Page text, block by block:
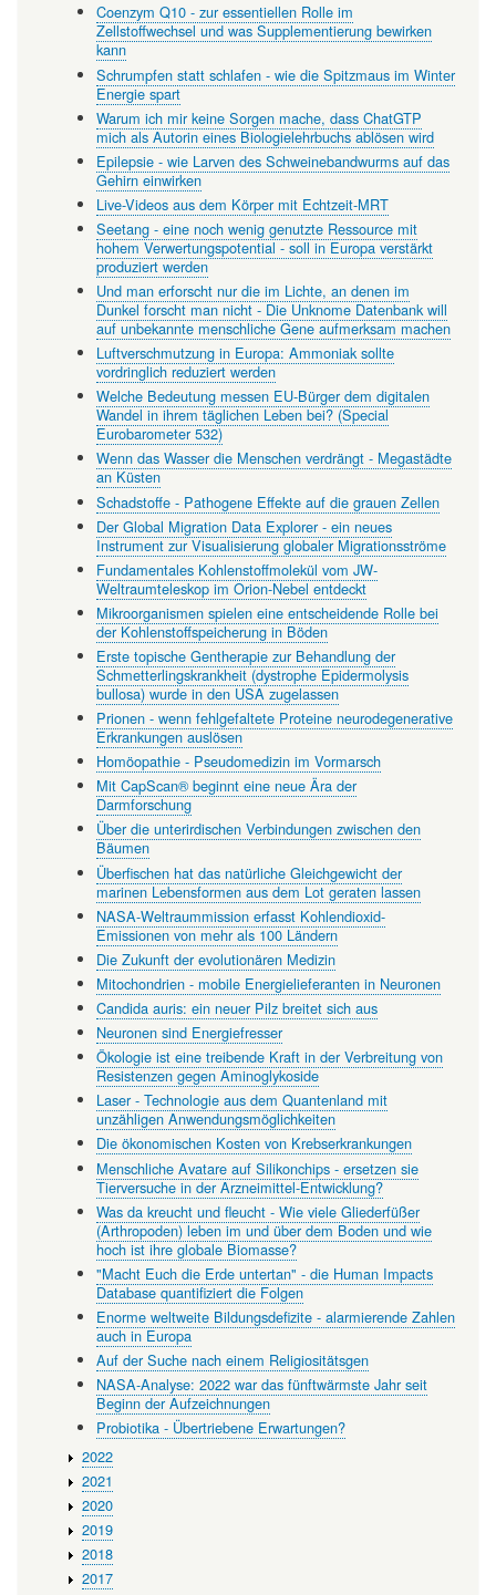
Coenzym Q10 - zur essentiellen Rolle im
Zellstoffwechsel und was Supplementierung bewirken
kann
Schrumpfen statt schlafen - wie die Spitzmaus im Winter
Energie spart
Warum ich mir keine Sorgen mache, dass ChatGTP
mich als Autorin eines Biologielehrbuchs ablösen wird
Epilepsie - wie Larven des Schweinebandwurms auf das
Gehirn einwirken
Live-Videos aus dem Körper mit Echtzeit-MRT
Seetang - eine noch wenig genutzte Ressource mit
hohem Verwertungspotential - soll in Europa verstärkt
produziert werden
Und man erforscht nur die im Lichte, an denen im
Dunkel forscht man nicht - Die Unknome Datenbank will
auf unbekannte menschliche Gene aufmerksam machen
Luftverschmutzung in Europa: Ammoniak sollte
vordringlich reduziert werden
Welche Bedeutung messen EU-Bürger dem digitalen
Wandel in ihrem täglichen Leben bei? (Special
Eurobarometer 532)
Wenn das Wasser die Menschen verdrängt - Megastädte
an Küsten
Schadstoffe - Pathogene Effekte auf die grauen Zellen
Der Global Migration Data Explorer - ein neues
Instrument zur Visualisierung globaler Migrationsströme
Fundamentales Kohlenstoffmolekül vom JW-
Weltraumteleskop im Orion-Nebel entdeckt
Mikroorganismen spielen eine entscheidende Rolle bei
der Kohlenstoffspeicherung in Böden
Erste topische Gentherapie zur Behandlung der
Schmetterlingskrankheit (dystrophe Epidermolysis
bullosa) wurde in den USA zugelassen
Prionen - wenn fehlgefaltete Proteine neurodegenerative
Erkrankungen auslösen
Homöopathie - Pseudomedizin im Vormarsch
Mit CapScan® beginnt eine neue Ära der
Darmforschung
Über die unterirdischen Verbindungen zwischen den
Bäumen
Überfischen hat das natürliche Gleichgewicht der
marinen Lebensformen aus dem Lot geraten lassen
NASA-Weltraummission erfasst Kohlendioxid-
Emissionen von mehr als 100 Ländern
Die Zukunft der evolutionären Medizin
Mitochondrien - mobile Energielieferanten in Neuronen
Candida auris: ein neuer Pilz breitet sich aus
Neuronen sind Energiefresser
Ökologie ist eine treibende Kraft in der Verbreitung von
Resistenzen gegen Aminoglykoside
Laser - Technologie aus dem Quantenland mit
unzähligen Anwendungsmöglichkeiten
Die ökonomischen Kosten von Krebserkrankungen
Menschliche Avatare auf Silikonchips - ersetzen sie
Tierversuche in der Arzneimittel-Entwicklung?
Was da kreucht und fleucht - Wie viele Gliederfüßer
(Arthropoden) leben im und über dem Boden und wie
hoch ist ihre globale Biomasse?
"Macht Euch die Erde untertan" - die Human Impacts
Database quantifiziert die Folgen
Enorme weltweite Bildungsdefizite - alarmierende Zahlen
auch in Europa
Auf der Suche nach einem Religiositätsgen
NASA-Analyse: 2022 war das fünftwärmste Jahr seit
Beginn der Aufzeichnungen
Probiotika - Übertriebene Erwartungen?
2022
2021
2020
2019
2018
2017